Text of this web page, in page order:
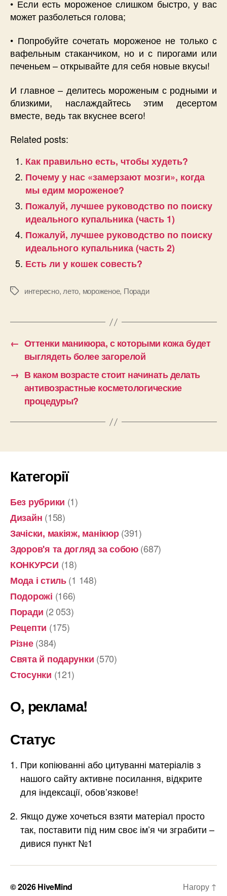
• Если есть мороженое слишком быстро, у вас
может разболеться голова;
• Попробуйте сочетать мороженое не только с
вафельным стаканчиком, но и с пирогами или
печеньем – открывайте для себя новые вкусы!
И главное – делитесь мороженым с родными и
близкими, наслаждайтесь этим десертом
вместе, ведь так вкуснее всего!
Related posts:
Как правильно есть, чтобы худеть?
Почему у нас «замерзают мозги», когда
мы едим мороженое?
Пожалуй, лучшее руководство по поиску
идеального купальника (часть 1)
Пожалуй, лучшее руководство по поиску
идеального купальника (часть 2)
Есть ли у кошек совесть?
Позначкиинтересно,лето, мороженое, Поради
← Оттенки маникюра, с которыми кожа будет
выглядеть более загорелой
→ В каком возрасте стоит начинать делать
антивозрастные косметологические
процедуры?
Категорії
Без рубрики (1)
Дизайн (158)
Зачіски, макіяж, манікюр(391)
Здоров'я та догляд за собою(687)
КОНКУРСИ (18)
Мода і стиль(1 148)
Подорожі (166)
Поради (2 053)
Рецепти (175)
Різне(384)
Свята й подарунки (570)
Стосунки (121)
О, реклама!
Статус
При копіюванні або цитуванні матеріалів з
нашого сайту активне посилання, відкрите
для індексації, обов’язкове!
Якщо дуже хочеться взяти матеріал просто
так, поставити під ним своє ім’я чи зграбити –
дивися пункт №1
© 2026HiveMind Нагору ↑